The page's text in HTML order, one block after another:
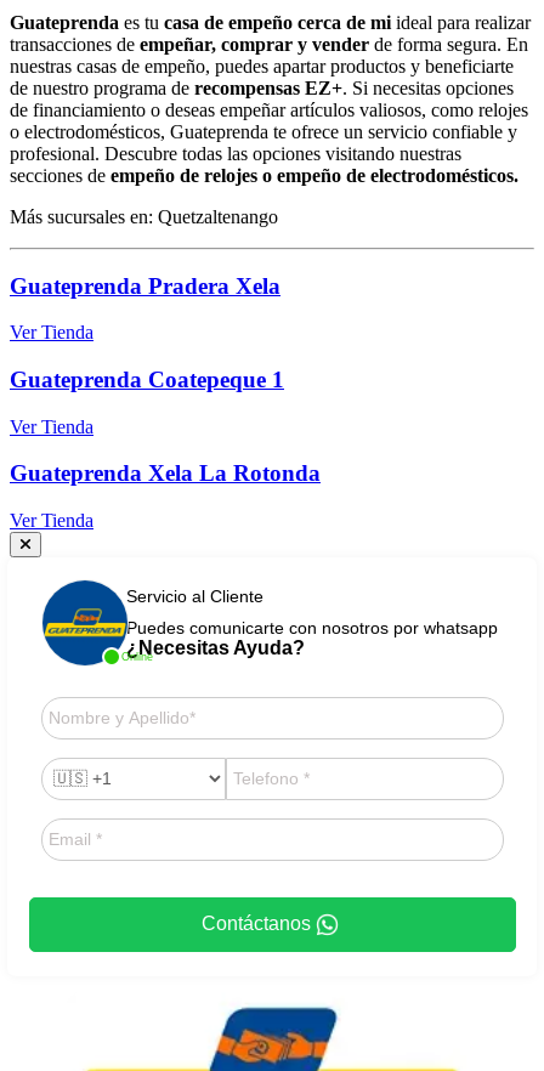
Guateprenda es tu casa de empeño cerca de mi ideal para realizar
transacciones de empeñar, comprar y vender de forma segura. En
nuestras casas de empeño, puedes apartar productos y beneficiarte
de nuestro programa de recompensas EZ+. Si necesitas opciones
de financiamiento o deseas empeñar artículos valiosos, como relojes
o electrodomésticos, Guateprenda te ofrece un servicio confiable y
profesional. Descubre todas las opciones visitando nuestras
secciones de empeño de relojes o empeño de electrodomésticos.
Más sucursales en: Quetzaltenango
Guateprenda Pradera Xela
Ver Tienda
Guateprenda Coatepeque 1
Ver Tienda
Guateprenda Xela La Rotonda
Ver Tienda
Online
Servicio al Cliente
Puedes comunicarte con nosotros por whatsapp
¿Necesitas Ayuda?
Contáctanos